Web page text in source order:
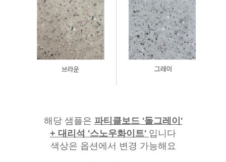
해당 샘플은 파티클보드 '돌그레이'
+ 대리석 '스노우화이트' 입니다
색상은 옵션에서 변경 가능해요